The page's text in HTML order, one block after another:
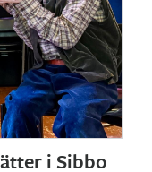
i Sibbo